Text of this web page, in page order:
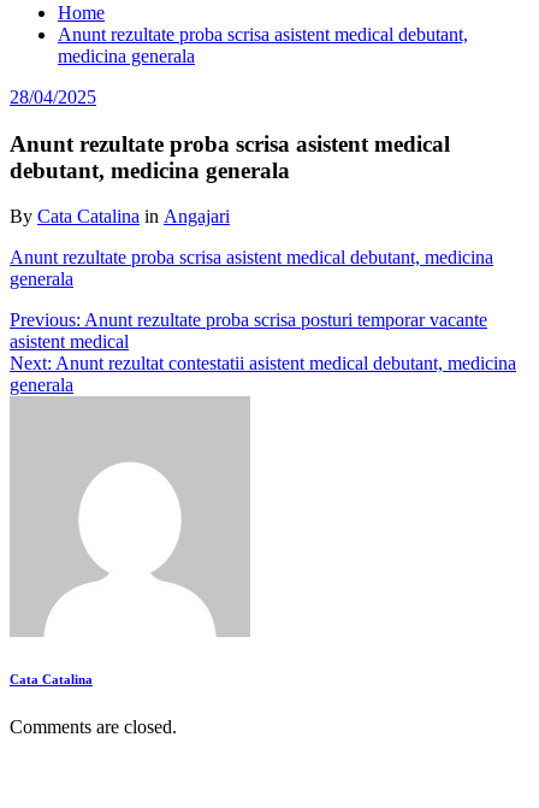
Home
Anunt rezultate proba scrisa asistent medical debutant,
medicina generala
28/04/2025
Anunt rezultate proba scrisa asistent medical
debutant, medicina generala
By Cata Catalina in Angajari
Anunt rezultate proba scrisa asistent medical debutant, medicina
generala
Navigare
în
articole
Previous: Anunt rezultate proba scrisa posturi temporar vacante
asistent medical
Next: Anunt rezultat contestatii asistent medical debutant, medicina
generala
Cata Catalina
Comments are closed.